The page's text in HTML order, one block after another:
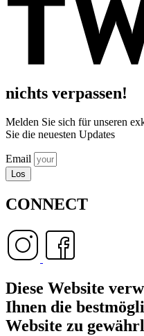
nichts verpassen!
Melden Sie sich für unseren
Sie die neuesten Updates
Email
Los
CONNECT
Diese Website
Ihnen die
Website zu